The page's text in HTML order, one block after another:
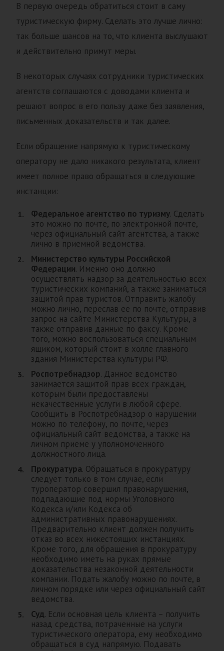
В первую очередь обратиться стоит в саму
туристическую фирму. Сделать это лучше лично:
так больше шансов на то, что клиента выслушают
и действительно примут меры.
В некоторых случаях сотрудники туристических
агентств соглашаются с доводами клиента и
решают вопрос в его пользу даже без заявления,
письменных доказательств и так далее.
Если обращение напрямую к туристическому
оператору не дало никакого результата, клиент
имеет полное право обращаться в следующие
инстанции:
Федеральное агентство по туризму. Сделать
это можно по почте, по электронной почте,
через официальный сайт агентства, а также
лично в приемной ведомства.
Министерство культуры Российской
Федерации. Именно оно должно
осуществлять надзор за деятельностью всех
туристических компаний, а также заниматься
защитой прав туристов. Отправить жалобу
можно лично, переслав ее по почте, отправив
запрос на сайте Министерства Культуры, а
также отправив данные по факсу. Кроме
того, можно воспользоваться специальным
ящиком, который стоит в холле главного
здания Министерства культуры РФ.
Роспотребнадзор. Данное ведомство
занимается защитой прав всех граждан,
которым были предоставлены
некачественные услуги в любой сфере.
Сообщить в Роспотребнадзор о нарушении
можно по телефону, по почте, через
официальный сайт ведомства, а также на
личном приеме у уполномоченного
должностного лица.
Прокуратура. Обращаться в прокуратуру
следует только в том случае, если
туроператор совершил правонарушения,
подпадающие под нормы Уголовного
Кодекса и/или Кодекса об
административных правонарушениях.
Предварительно клиент должен получить
отказ во всех нижестоящих инстанциях.
Кроме того, для обращения в прокуратуру
необходимо иметь на руках прямые
доказательства незаконной деятельности
компании. Подать жалобу можно по почте, в
личном порядке или через официальный сайт
ведомства.
Суд. Если основная цель клиента – получить
назад средства, потраченные на услуги
туристического оператора, ему необходимо
обращаться в суд напрямую. Подавать